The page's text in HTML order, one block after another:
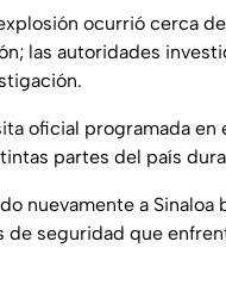
ocurrió cerca
las autoridades
oficial programada
partes del país
nuevamente a Sinaloa
seguridad que